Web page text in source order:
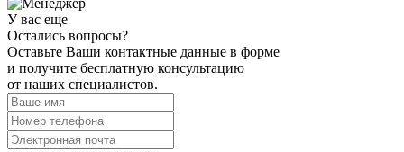
У вас еще
Остались вопросы?
Оставьте Ваши контактные данные в форме
и получите бесплатную консультацию
от наших специалистов.